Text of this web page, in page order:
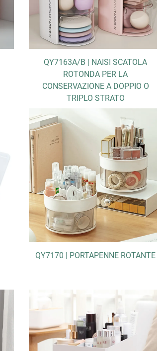
QY7163A/B | NAISI SCATOLA
ROTONDA PER LA
CONSERVAZIONE A DOPPIO O
TRIPLO STRATO
QY7170 | PORTAPENNE ROTANTE